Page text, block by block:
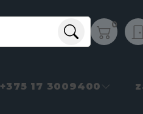
0
+375 17 3009400